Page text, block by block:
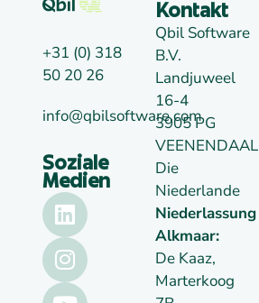
+31 (0) 318
50 20 26
info@qbilsoftware.com
Soziale
Medien
Kontakt
Qbil Software
B.V.
Landjuweel
16-4
3905 PG
VEENENDAAL
Die
Niederlande
Niederlassung
Alkmaar:
De Kaaz,
Marterkoog